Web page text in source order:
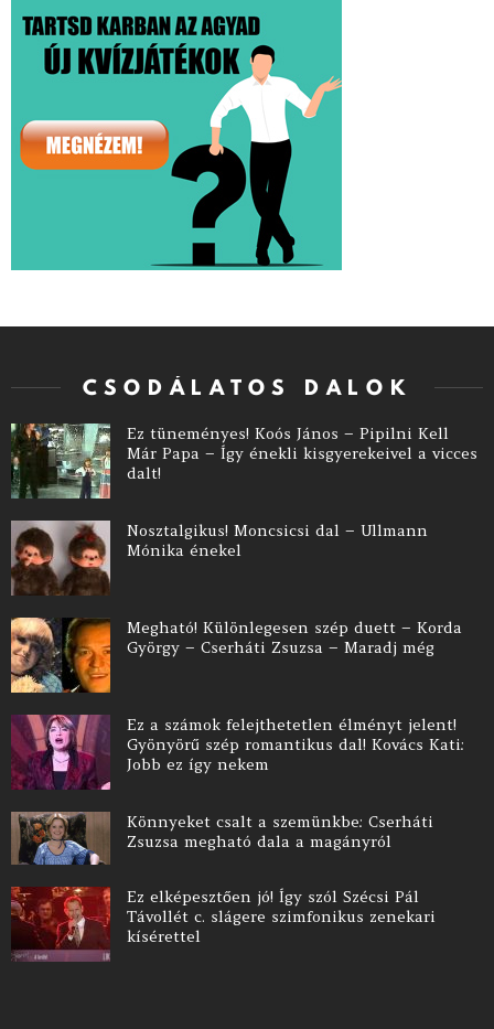
CSODÁLATOS DALOK
Ez tüneményes! Koós János – Pipilni Kell
Már Papa – Így énekli kisgyerekeivel a vicces
dalt!
Nosztalgikus! Moncsicsi dal – Ullmann
Mónika énekel
Megható! Különlegesen szép duett – Korda
György – Cserháti Zsuzsa – Maradj még
Ez a számok felejthetetlen élményt jelent!
Gyönyörű szép romantikus dal! Kovács Kati:
Jobb ez így nekem
Könnyeket csalt a szemünkbe: Cserháti
Zsuzsa megható dala a magányról
Ez elképesztően jó! Így szól Szécsi Pál
Távollét c. slágere szimfonikus zenekari
kísérettel